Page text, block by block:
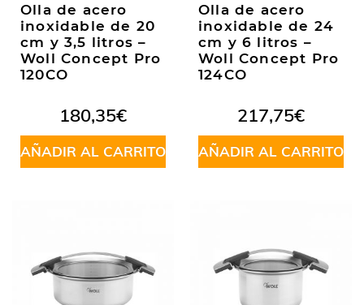
Olla de acero
inoxidable de 20
cm y 3,5 litros –
Woll Concept Pro
120CO
180,35€
AÑADIR AL CARRITO
Olla de acero
inoxidable de 24
cm y 6 litros –
Woll Concept Pro
124CO
217,75€
AÑADIR AL CARRITO